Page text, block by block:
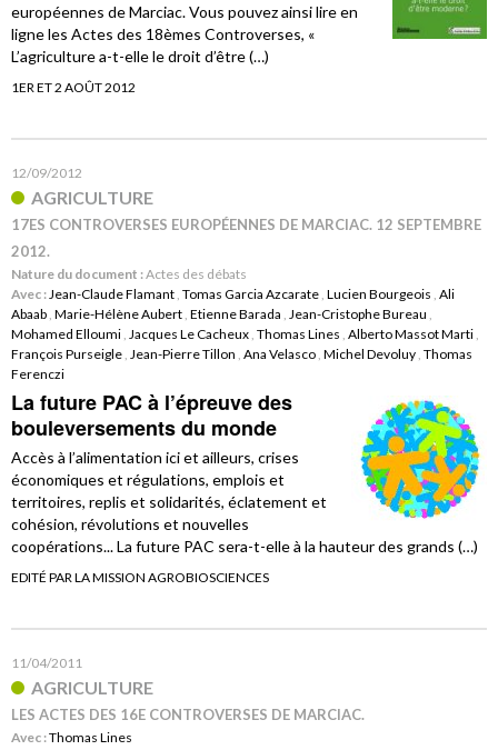
européennes de Marciac. Vous pouvez ainsi lire en
ligne les Actes des 18èmes Controverses, «
L’agriculture a-t-elle le droit d’être (…)
1ER ET 2 AOÛT 2012
12/09/2012
AGRICULTURE
17ES CONTROVERSES EUROPÉENNES DE MARCIAC. 12 SEPTEMBRE
2012.
Nature du document :Actes des débats
Avec :Jean-Claude Flamant , Tomas Garcia Azcarate , Lucien Bourgeois , Ali
Abaab , Marie-Hélène Aubert , Etienne Barada , Jean-Cristophe Bureau ,
Mohamed Elloumi , Jacques Le Cacheux , Thomas Lines , Alberto Massot Marti ,
François Purseigle , Jean-Pierre Tillon , Ana Velasco , Michel Devoluy , Thomas
Ferenczi
La future PAC à l’épreuve des
bouleversements du monde
Accès à l’alimentation ici et ailleurs, crises
économiques et régulations, emplois et
territoires, replis et solidarités, éclatement et
cohésion, révolutions et nouvelles
coopérations... La future PAC sera-t-elle à la hauteur des grands (…)
EDITÉ PAR LA MISSION AGROBIOSCIENCES
11/04/2011
AGRICULTURE
LES ACTES DES 16E CONTROVERSES DE MARCIAC.
Avec :Thomas Lines